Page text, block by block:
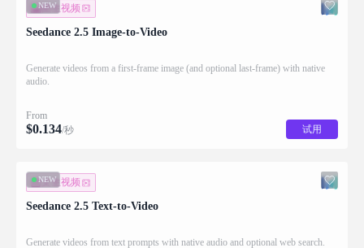
NEW
图生视频
Seedance 2.5 Image-to-Video
Generate videos from a first-frame image (and optional last-frame) with native
audio.
From
$0.134/秒 试用
NEW
文生视频
Seedance 2.5 Text-to-Video
Generate videos from text prompts with native audio and optional web search.